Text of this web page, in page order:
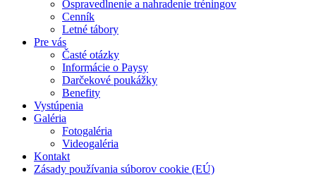
Ospravedlnenie a nahradenie tréningov
Cenník
Letné tábory
Pre vás
Časté otázky
Informácie o Paysy
Darčekové poukážky
Benefity
Vystúpenia
Galéria
Fotogaléria
Videogaléria
Kontakt
Zásady používania súborov cookie (EÚ)